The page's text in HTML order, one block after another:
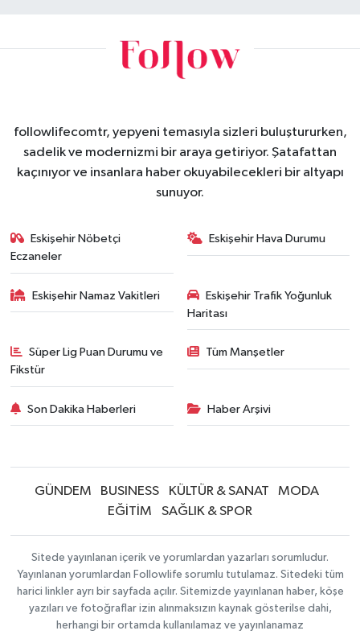
followlifecomtr, yepyeni temasıyla sizleri buluştururken,
sadelik ve modernizmi bir araya getiriyor. Şatafattan
kaçınıyor ve insanlara haber okuyabilecekleri bir altyapı
sunuyor.
Eskişehir Nöbetçi
Eczaneler
Eskişehir Hava Durumu
Eskişehir Namaz Vakitleri
Eskişehir Trafik Yoğunluk
Haritası
Süper Lig Puan Durumu ve
Fikstür
Tüm Manşetler
Son Dakika Haberleri Haber Arşivi
GÜNDEM BUSINESS KÜLTÜR & SANAT
MODA
EĞİTİM
SAĞLIK & SPOR
Sitede yayınlanan içerik ve yorumlardan yazarları sorumludur.
Yayınlanan yorumlardan Followlife sorumlu tutulamaz. Sitedeki tüm
harici linkler ayrı bir sayfada açılır. Sitemizde yayınlanan haber, köşe
yazıları ve fotoğraflar izin alınmaksızın kaynak gösterilse dahi,
herhangi bir ortamda kullanılamaz ve yayınlanamaz